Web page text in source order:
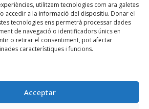
utilitzem tecnologies com ara galetes
accedir a la informació del dispositiu. Donar el
tecnologies ens permetrà processar dades
de navegació o identificadors únics en
o retirar el consentiment, pot afectar
característiques i funcions.
Acceptar